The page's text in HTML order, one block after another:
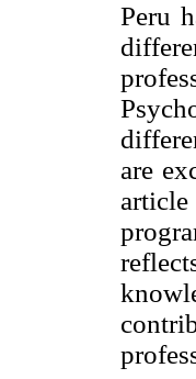
Peru
are
article